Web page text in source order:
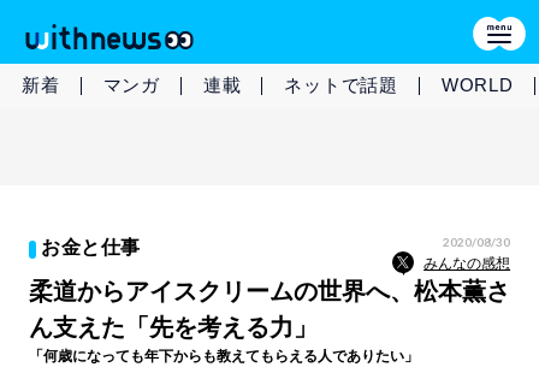
新着 マンガ 連載 ネットで話題 WORLD
お金と仕事 2020/08/30
みんなの感想
柔道からアイスクリームの世界へ、松本薫さ
ん支えた「先を考える力」
「何歳になっても年下からも教えてもらえる人でありたい」